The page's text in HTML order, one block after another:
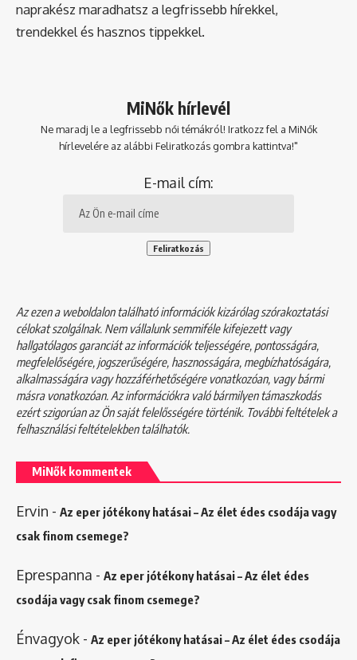
naprakész maradhatsz a legfrissebb hírekkel,
trendekkel és hasznos tippekkel.
MiNők hírlevél
Ne maradj le a legfrissebb női témákról! Iratkozz fel a MiNők
hírlevelére az alábbi Feliratkozás gombra kattintva!"
E-mail cím:
Az ezen a weboldalon található információk kizárólag szórakoztatási
célokat szolgálnak. Nem vállalunk semmiféle kifejezett vagy
hallgatólagos garanciát az információk teljességére, pontosságára,
megfelelőségére, jogszerűségére, hasznosságára, megbízhatóságára,
alkalmasságára vagy hozzáférhetőségére vonatkozóan, vagy bármi
másra vonatkozóan. Az információkra való bármilyen támaszkodás
ezért szigorúan az Ön saját felelősségére történik. További feltételek a
felhasználási feltételekbentalálhatók.
MiNők kommentek
Ervin - Az eper jótékony hatásai – Az élet édes csodája vagy
csak finom csemege?
Eprespanna - Az eper jótékony hatásai – Az élet édes
csodája vagy csak finom csemege?
Énvagyok - Az eper jótékony hatásai – Az élet édes csodája